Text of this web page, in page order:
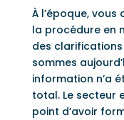
À l’époque,
la procédure en
des
sommes
information n’a
total. Le secteur
point d’avoir